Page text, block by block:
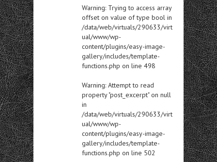
Warning: Trying to access array
offset on value of type bool in
/data/web/virtuals/290633/virt
ual/www/wp-
content/plugins/easy-image-
gallery/includes/template-
functions.php on line 498
Warning: Attempt to read
property "post_excerpt" on null
in
/data/web/virtuals/290633/virt
ual/www/wp-
content/plugins/easy-image-
gallery/includes/template-
functions.php on line 502